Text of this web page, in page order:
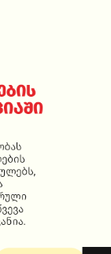
ეთნიკური
–